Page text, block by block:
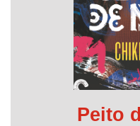
Peito